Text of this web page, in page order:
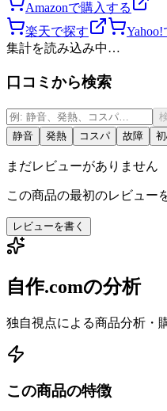
Amazonで購入する
楽天で探す
集計を読み込み中…
口コミから検索
静音
発熱 コスパ 故障
まだレビューがありません
この商品の最初のレビュー
レビューを書く
自作.comの分析
独自視点による商品分析・
この商品の特徴